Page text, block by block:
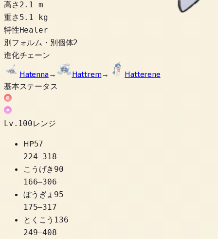
高さ 2.1 m
重さ 5.1 kg
特性Healer
別フォルム・別個体2
進化チェーン
Hatenna→ Hattrem→
Hatterene
基本ステータス
Lv.100レンジ
HP57
224–318
こうげき 90
166–306
ぼうぎょ 95
175–317
とくこう 136
249–408